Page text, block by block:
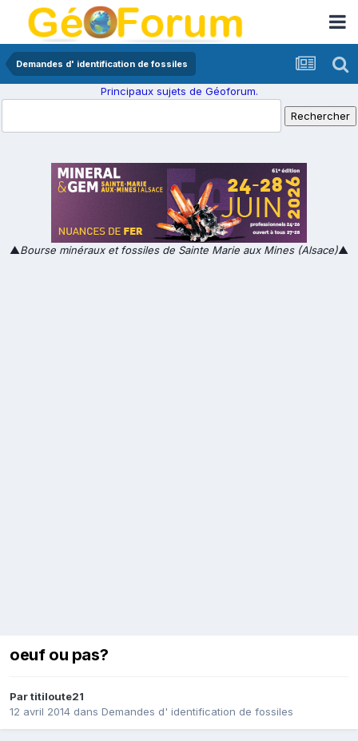
Demandes d' identification de fossiles
Principaux sujets de Géoforum.
▲Bourse minéraux et fossiles de Sainte Marie aux Mines (Alsace)▲
oeuf ou pas?
Partitiloute21
12 avril 2014 dans Demandes d' identification de fossiles